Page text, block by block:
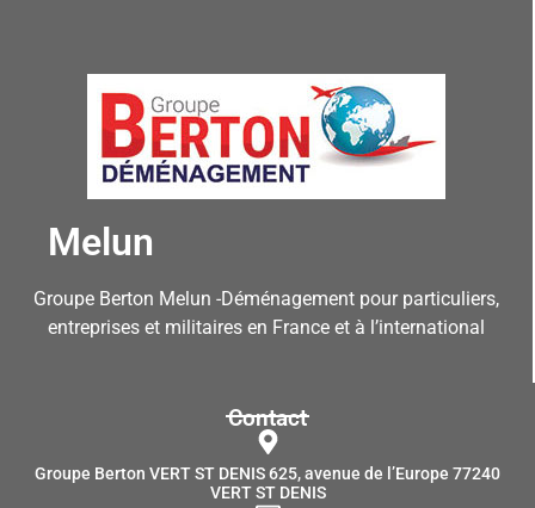
Melun
Groupe Berton Melun -Déménagement pour particuliers,
entreprises et militaires en France et à l’international
Contact
Groupe Berton VERT ST DENIS 625, avenue de l’Europe 77240
VERT ST DENIS